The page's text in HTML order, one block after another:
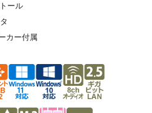
ール
カー付属